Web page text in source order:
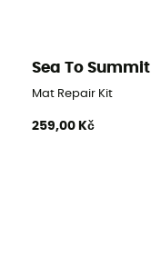
Sea To Summit
Mat Repair Kit
259,00 Kč